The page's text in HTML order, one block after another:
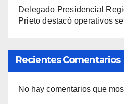
Delegado Presidencial
Prieto destacó operativos
Recientes Comentarios
No hay comentarios que